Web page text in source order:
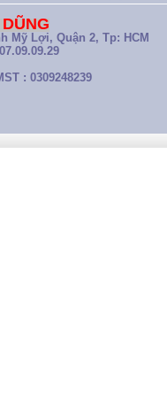
Mỹ Lợi, Quận 2, Tp: HCM
: 0309248239